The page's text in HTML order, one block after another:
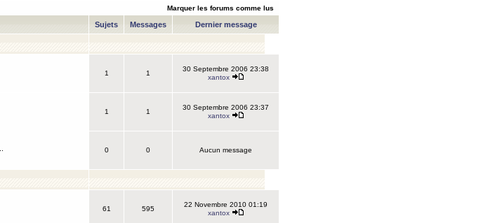
Marquer les forums comme lus
Sujets Messages Dernier message
1 1
30 Septembre 2006 23:38
xantox
1 1
30 Septembre 2006 23:37
xantox
0 0 Aucun message
61 595
22 Novembre 2010 01:19
xantox